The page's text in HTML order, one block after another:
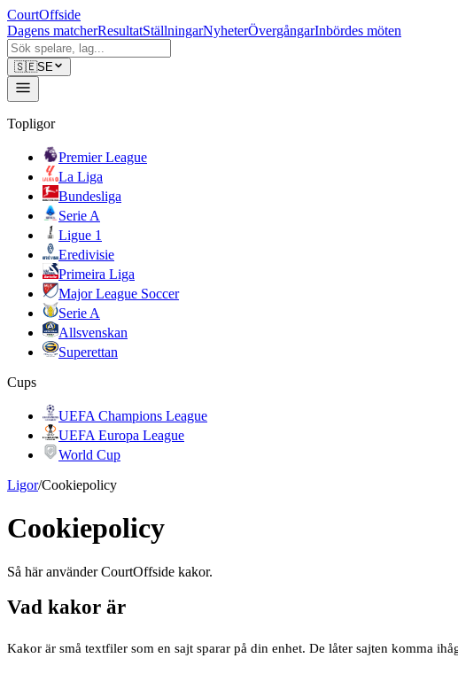
CourtOffside
Dagens matcherResultatStällningarNyheterÖvergångarInbördes möten
🇸🇪SE
Topligor
Premier League
La Liga
Bundesliga
Serie A
Ligue 1
Eredivisie
Primeira Liga
Major League Soccer
Serie A
Allsvenskan
Superettan
Cups
UEFA Champions League
UEFA Europa League
World Cup
Ligor/Cookiepolicy
Cookiepolicy
Så här använder CourtOffside kakor.
Vad kakor är
Kakor är små textfiler som en sajt sparar på din enhet. De låter sajten komma